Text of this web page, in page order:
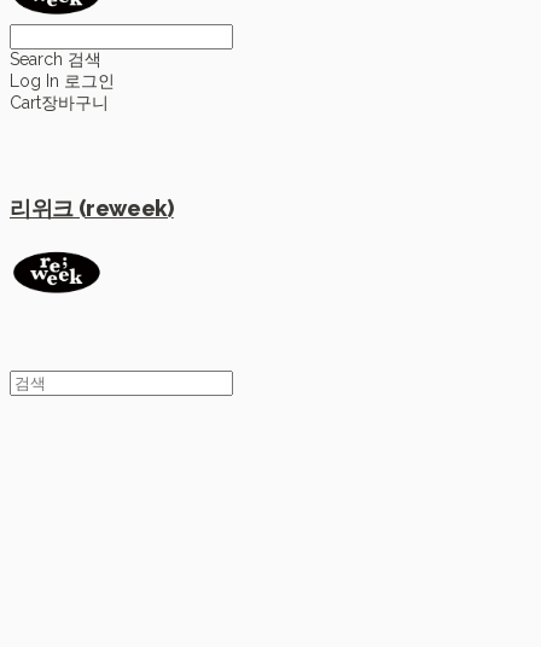
Search 검색
Log In 로그인
Cart장바구니
리위크 (reweek)